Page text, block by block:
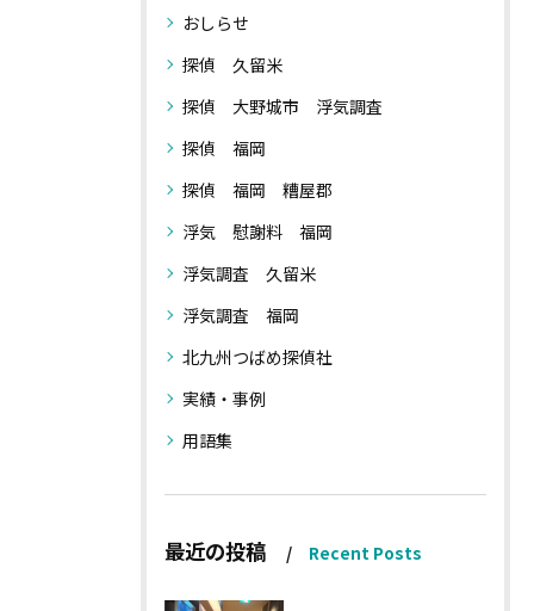
おしらせ
探偵 久留米
探偵 大野城市 浮気調査
探偵 福岡
探偵 福岡 糟屋郡
浮気 慰謝料 福岡
浮気調査 久留米
浮気調査 福岡
北九州つばめ探偵社
実績・事例
用語集
最近の投稿 Recent Posts